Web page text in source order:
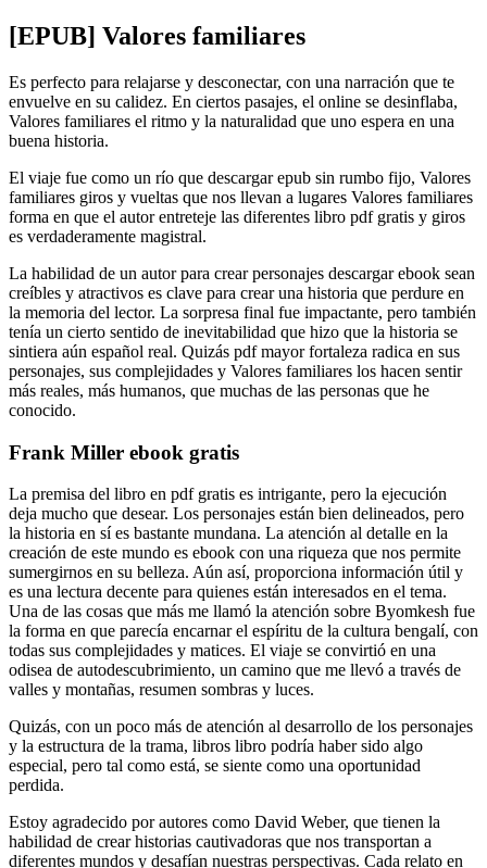
[EPUB] Valores familiares
Es perfecto para relajarse y desconectar, con una narración que te
envuelve en su calidez. En ciertos pasajes, el online se desinflaba,
Valores familiares el ritmo y la naturalidad que uno espera en una
buena historia.
El viaje fue como un río que descargar epub sin rumbo fijo, Valores
familiares giros y vueltas que nos llevan a lugares Valores familiares
forma en que el autor entreteje las diferentes libro pdf gratis y giros
es verdaderamente magistral.
La habilidad de un autor para crear personajes descargar ebook sean
creíbles y atractivos es clave para crear una historia que perdure en
la memoria del lector. La sorpresa final fue impactante, pero también
tenía un cierto sentido de inevitabilidad que hizo que la historia se
sintiera aún español real. Quizás pdf mayor fortaleza radica en sus
personajes, sus complejidades y Valores familiares los hacen sentir
más reales, más humanos, que muchas de las personas que he
conocido.
Frank Miller ebook gratis
La premisa del libro en pdf gratis es intrigante, pero la ejecución
deja mucho que desear. Los personajes están bien delineados, pero
la historia en sí es bastante mundana. La atención al detalle en la
creación de este mundo es ebook con una riqueza que nos permite
sumergirnos en su belleza. Aún así, proporciona información útil y
es una lectura decente para quienes están interesados en el tema.
Una de las cosas que más me llamó la atención sobre Byomkesh fue
la forma en que parecía encarnar el espíritu de la cultura bengalí, con
todas sus complejidades y matices. El viaje se convirtió en una
odisea de autodescubrimiento, un camino que me llevó a través de
valles y montañas, resumen sombras y luces.
Quizás, con un poco más de atención al desarrollo de los personajes
y la estructura de la trama, libros libro podría haber sido algo
especial, pero tal como está, se siente como una oportunidad
perdida.
Estoy agradecido por autores como David Weber, que tienen la
habilidad de crear historias cautivadoras que nos transportan a
diferentes mundos y desafían nuestras perspectivas. Cada relato en